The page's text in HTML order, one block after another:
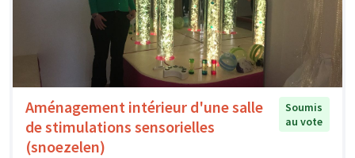
Aménagement intérieur d'une salle
de stimulations sensorielles
(snoezelen)
Soumis
au vote